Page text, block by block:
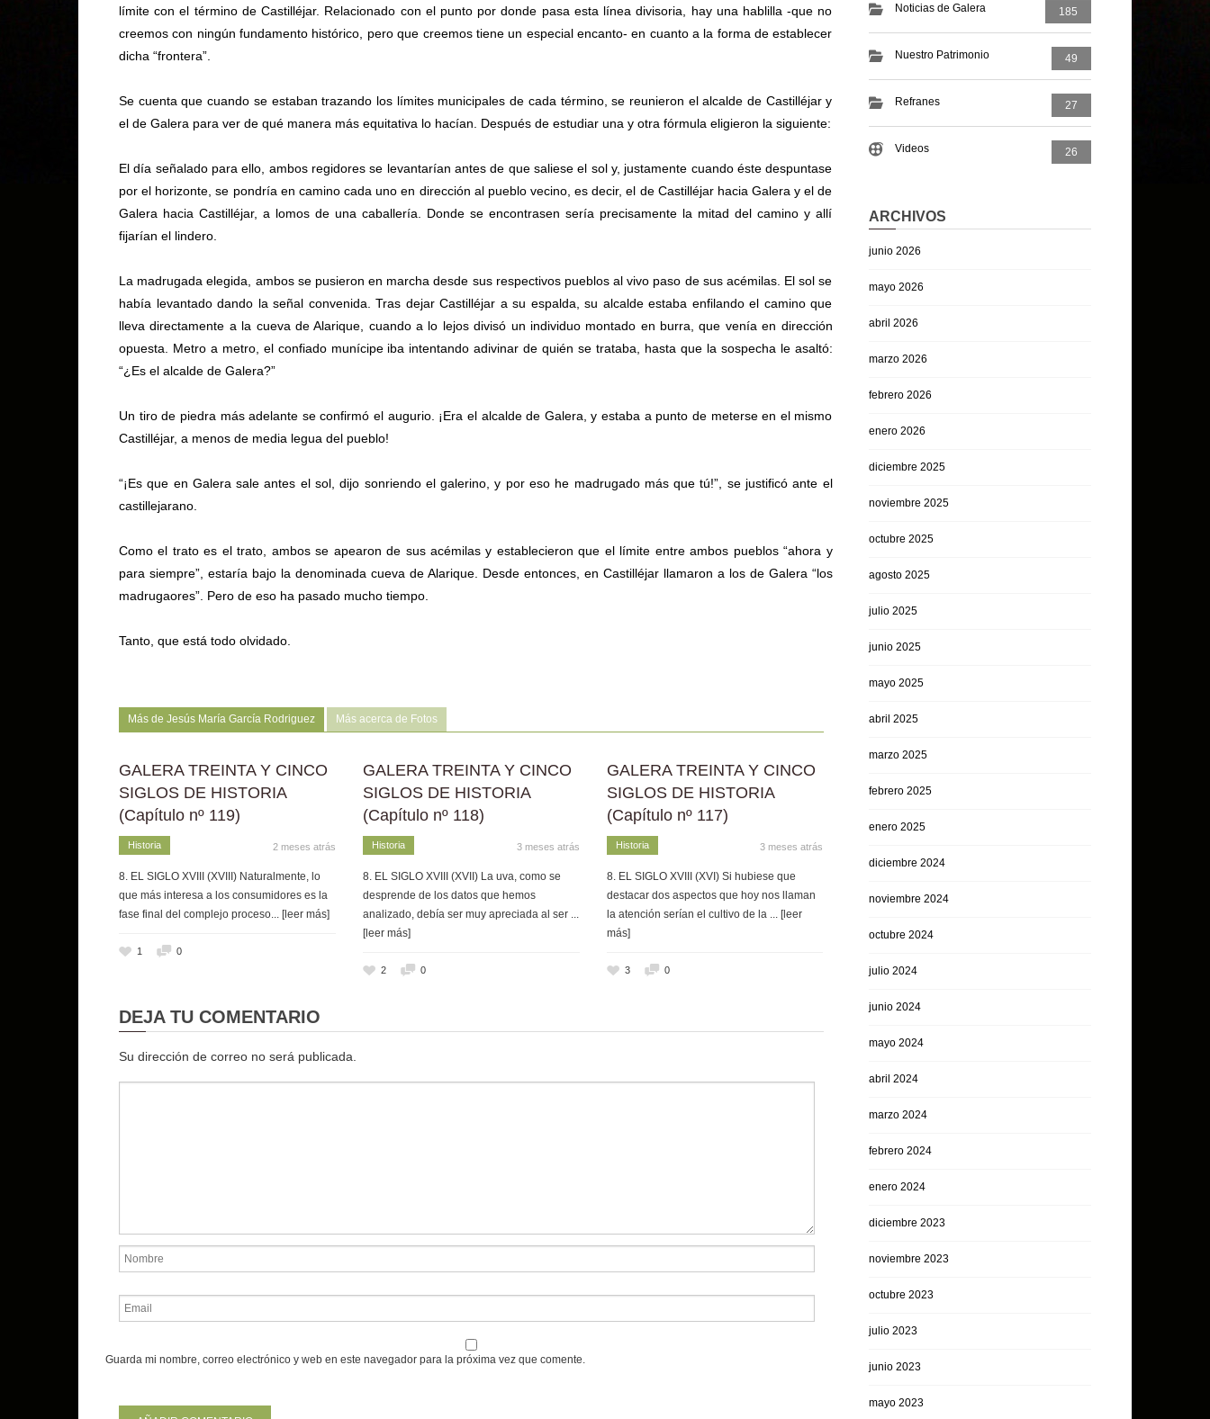
límite con el término de Castilléjar. Relacionado con el punto por donde pasa esta línea divisoria, hay una hablilla -que no
creemos con ningún fundamento histórico, pero que creemos tiene un especial encanto- en cuanto a la forma de establecer
dicha “frontera”.
Se cuenta que cuando se estaban trazando los límites municipales de cada término, se reunieron el alcalde de Castilléjar y
el de Galera para ver de qué manera más equitativa lo hacían. Después de estudiar una y otra fórmula eligieron la siguiente:
El día señalado para ello, ambos regidores se levantarían antes de que saliese el sol y, justamente cuando éste despuntase
por el horizonte, se pondría en camino cada uno en dirección al pueblo vecino, es decir, el de Castilléjar hacia Galera y el de
Galera hacia Castilléjar, a lomos de una caballería. Donde se encontrasen sería precisamente la mitad del camino y allí
fijarían el lindero.
La madrugada elegida, ambos se pusieron en marcha desde sus respectivos pueblos al vivo paso de sus acémilas. El sol se
había levantado dando la señal convenida. Tras dejar Castilléjar a su espalda, su alcalde estaba enfilando el camino que
lleva directamente a la cueva de Alarique, cuando a lo lejos divisó un individuo montado en burra, que venía en dirección
opuesta. Metro a metro, el confiado munícipe iba intentando adivinar de quién se trataba, hasta que la sospecha le asaltó:
“¿Es el alcalde de Galera?”
Un tiro de piedra más adelante se confirmó el augurio. ¡Era el alcalde de Galera, y estaba a punto de meterse en el mismo
Castilléjar, a menos de media legua del pueblo!
“¡Es que en Galera sale antes el sol, dijo sonriendo el galerino, y por eso he madrugado más que tú!”, se justificó ante el
castillejarano.
Como el trato es el trato, ambos se apearon de sus acémilas y establecieron que el límite entre ambos pueblos “ahora y
para siempre”, estaría bajo la denominada cueva de Alarique. Desde entonces, en Castilléjar llamaron a los de Galera “los
madrugaores”. Pero de eso ha pasado mucho tiempo.
Tanto, que está todo olvidado.
Más de Jesús María García Rodriguez Más acerca de Fotos
GALERA TREINTA Y CINCO
SIGLOS DE HISTORIA
(Capítulo nº 119)
Historia 2 meses atrás
8. EL SIGLO XVIII (XVIII) Naturalmente, lo
que más interesa a los consumidores es la
fase final del complejo proceso... [leer más]
1 0
GALERA TREINTA Y CINCO
SIGLOS DE HISTORIA
(Capítulo nº 118)
Historia 3 meses atrás
8. EL SIGLO XVIII (XVII) La uva, como se
desprende de los datos que hemos
analizado, debía ser muy apreciada al ser ...
[leer más]
2 0
GALERA TREINTA Y CINCO
SIGLOS DE HISTORIA
(Capítulo nº 117)
Historia 3 meses atrás
8. EL SIGLO XVIII (XVI) Si hubiese que
destacar dos aspectos que hoy nos llaman
la atención serían el cultivo de la ... [leer
más]
3 0
DEJA TU COMENTARIO
Su dirección de correo no será publicada.
Guarda mi nombre, correo electrónico y web en este navegador para la próxima vez que comente.
Noticias de Galera 185
Nuestro Patrimonio 49
Refranes 27
Videos 26
ARCHIVOS
junio 2026
mayo 2026
abril 2026
marzo 2026
febrero 2026
enero 2026
diciembre 2025
noviembre 2025
octubre 2025
agosto 2025
julio 2025
junio 2025
mayo 2025
abril 2025
marzo 2025
febrero 2025
enero 2025
diciembre 2024
noviembre 2024
octubre 2024
julio 2024
junio 2024
mayo 2024
abril 2024
marzo 2024
febrero 2024
enero 2024
diciembre 2023
noviembre 2023
octubre 2023
julio 2023
junio 2023
mayo 2023